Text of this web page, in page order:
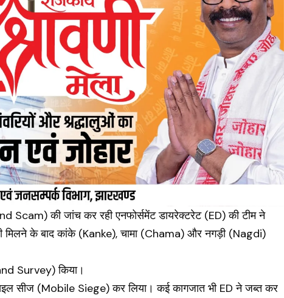
Scam) की जांच कर रही एनफोर्समेंट डायरेक्टरेट (ED) की टीम ने
के बाद कांके (Kanke), चामा (Chama) और नगड़ी (Nagdi)
Survey) किया।
सीज (Mobile Siege) कर लिया। कई कागजात भी ED ने जब्त कर